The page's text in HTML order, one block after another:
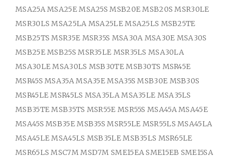
MSA25A MSA25E MSA25S MSB20E MSB20S MSR30LE
MSR30LS MSA25LA MSA25LE MSA25LS MSB25TE
MSB25TS MSR35E MSR35S MSA30A MSA30E MSA30S
MSB25E MSB25S MSR35LE MSR35LS MSA30LA
MSA30LE MSA30LS MSB30TE MSB30TS MSR45E
MSR45S MSA35A MSA35E MSA35S MSB30E MSB30S
MSR45LE MSR45LS MSA35LA MSA35LE MSA35LS
MSB35TE MSB35TS MSR55E MSR55S MSA45A MSA45E
MSA45S MSB35E MSB35S MSR55LE MSR55LS MSA45LA
MSA45LE MSA45LS MSB35LE MSB35LS MSR65LE
MSR65LS MSC7M MSD7M SME15EA SME15EB SME15SA